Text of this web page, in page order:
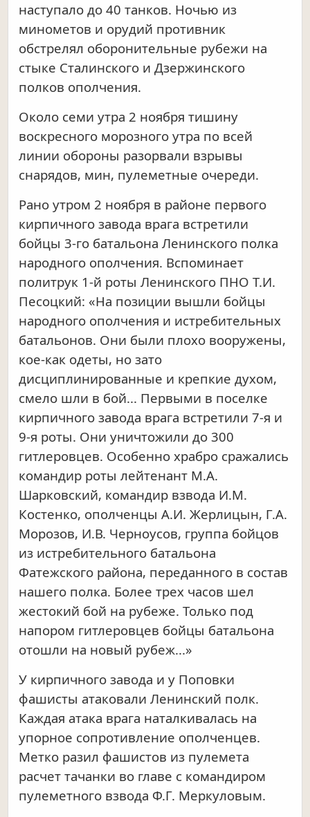
наступало до 40 танков. Ночью из
минометов и орудий противник
обстрелял оборонительные рубежи на
стыке Сталинского и Дзержинского
полков ополчения.
Около семи утра 2 ноября тишину
воскресного морозного утра по всей
линии обороны разорвали взрывы
снарядов, мин, пулеметные очереди.
Рано утром 2 ноября в районе первого
кирпичного завода врага встретили
бойцы 3-го батальона Ленинского полка
народного ополчения. Вспоминает
политрук 1-й роты Ленинского ПНО Т.И.
Песоцкий: «На позиции вышли бойцы
народного ополчения и истребительных
батальонов. Они были плохо вооружены,
кое-как одеты, но зато
дисциплинированные и крепкие духом,
смело шли в бой... Первыми в поселке
кирпичного завода врага встретили 7-я и
9-я роты. Они уничтожили до 300
гитлеровцев. Особенно храбро сражались
командир роты лейтенант М.А.
Шарковский, командир взвода И.М.
Костенко, ополченцы А.И. Жерлицын, Г.А.
Морозов, И.В. Черноусов, группа бойцов
из истребительного батальона
Фатежского района, переданного в состав
нашего полка. Более трех часов шел
жестокий бой на рубеже. Только под
напором гитлеровцев бойцы батальона
отошли на новый рубеж...»
У кирпичного завода и у Поповки
фашисты атаковали Ленинский полк.
Каждая атака врага наталкивалась на
упорное сопротивление ополченцев.
Метко разил фашистов из пулемета
расчет тачанки во главе с командиром
пулеметного взвода Ф.Г. Меркуловым.